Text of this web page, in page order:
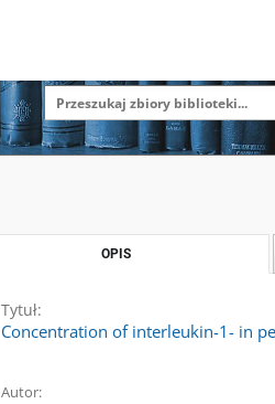
OPIS
Tytuł:
Concentration of interleukin-1- in
Autor: